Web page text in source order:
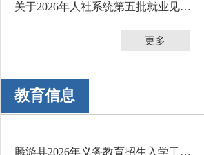
关于2026年人社系统第五批就业见习补贴情况的公示
更多
教育信息
麟游县2026年义务教育招生入学工作方案